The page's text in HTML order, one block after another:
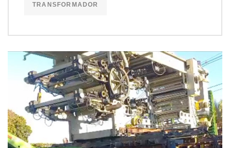
TRANSFORMADOR